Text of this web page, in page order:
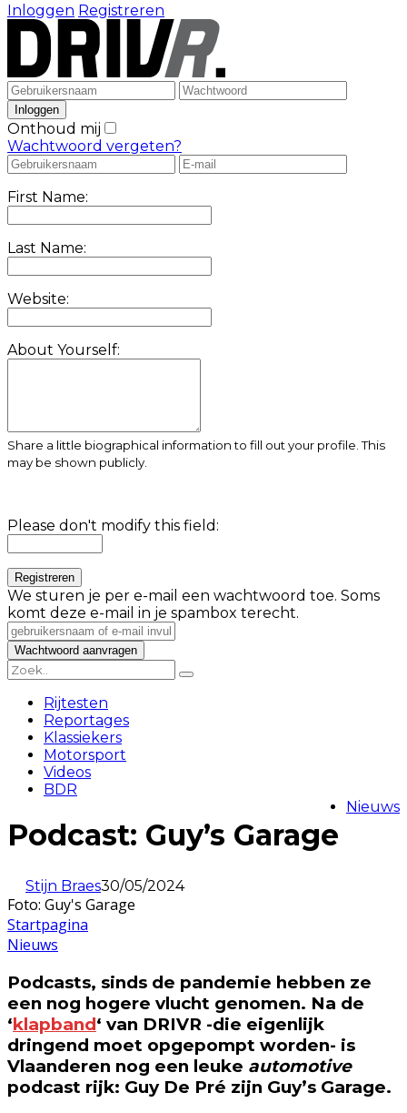
Inloggen Registreren
Onthoud mij
Wachtwoord vergeten?
First Name:
Last Name:
Website:
About Yourself:
Share a little biographical information to fill out your profile. This
may be shown publicly.
Please don't modify this field:
We sturen je per e-mail een wachtwoord toe. Soms
komt deze e-mail in je spambox terecht.
Rijtesten
Reportages
Klassiekers
Motorsport
Videos
BDR
Nieuws
Podcast: Guy’s Garage
Stijn Braes30/05/2024
Foto: Guy's Garage
Startpagina
Nieuws
Podcasts, sinds de pandemie hebben ze
een nog hogere vlucht genomen. Na de
‘klapband‘ van DRIVR -die eigenlijk
dringend moet opgepompt worden- is
Vlaanderen nog een leuke automotive
podcast rijk: Guy De Pré zijn Guy’s Garage.